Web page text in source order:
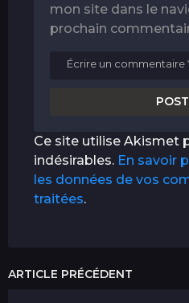
mon site dans le
prochain
Ce site utilise Akismet
indésirables. En savoir
les données de vos
traitées.
ARTICLE PRÉCÉDENT